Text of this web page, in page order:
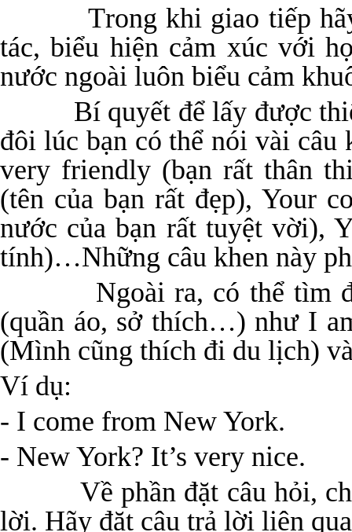
Trong khi giao tiếp hãy
tác, biểu hiện cảm xúc với
nước ngoài luôn biểu cảm
Bí quyết để lấy được
đôi lúc bạn có thể nói vài
very friendly (bạn rất thân
(tên của bạn rất đẹp), Your
nước của bạn rất tuyệt vời),
tính)…Những câu khen này
Ngoài ra, có thể tìm
(quần áo, sở thích…) như I
(Mình cũng thích đi du lịch)
Ví dụ:
- I come from New York.
- New York? It’s very nice.
Về phần đặt câu hỏi,
lời. Hãy đặt câu trả lời liên